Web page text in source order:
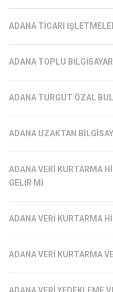
ADANA TICARI
ADANA TOPLU
ADANA TURGUT ÖZAL
ADANA UZAKTAN
ADANA VERI KURTARMA
GELIR MI
ADANA VERI KURTARMA
ADANA VERI KURTARMA
ADANA VERI YEDEKLEME